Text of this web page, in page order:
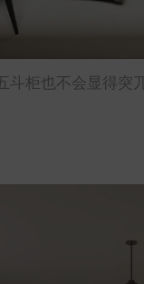
斗柜也不会显得